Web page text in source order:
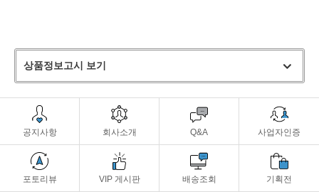
상품정보고시 보기
공지사항 회사소개 Q&A 사업자인증
포토리뷰 VIP 게시판 배송조회 기획전